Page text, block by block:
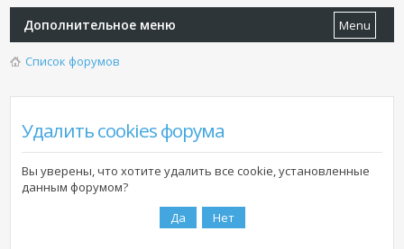
Дополнительное меню Menu
Список форумов
Удалить cookies форума
Вы уверены, что хотите удалить все cookie, установленные
данным форумом?